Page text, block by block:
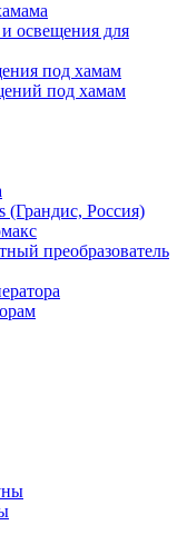
освещения для
под хамам
под хамам
(Грандис, Россия)
преобразователь